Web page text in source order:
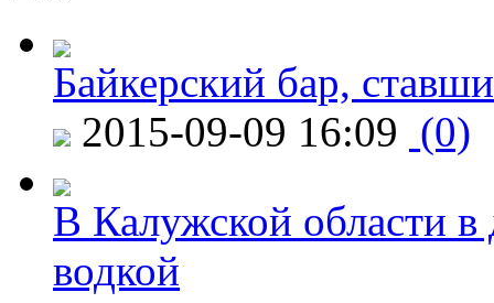
Байкерский бар,
2015-09-09 16:09 (0)
В Калужской области в
водкой